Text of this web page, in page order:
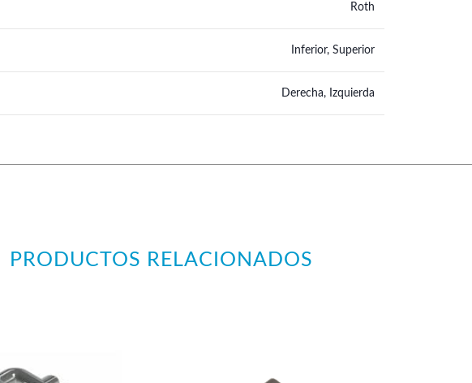
Roth
Inferior, Superior
Derecha, Izquierda
PRODUCTOS RELACIONADOS